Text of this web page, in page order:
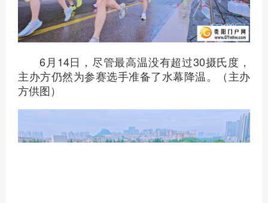
6月14日，贵阳市民和志愿者身着少数民族
服饰为贵马参赛选手加油。（主办方供图）